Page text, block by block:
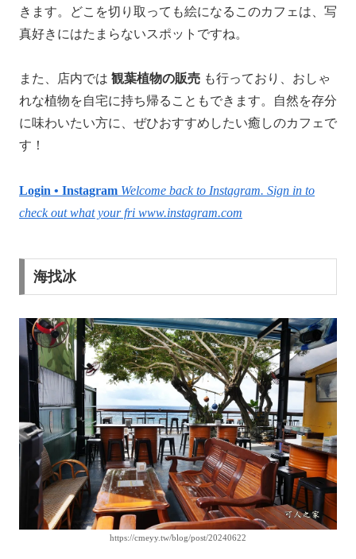
きます。どこを切り取っても絵になるこのカフェは、写
真好きにはたまらないスポットですね。
また、店内では 観葉植物の販売 も行っており、おしゃ
れな植物を自宅に持ち帰ることもできます。自然を存分
に味わいたい方に、ぜひおすすめしたい癒しのカフェで
す！
Login • Instagram Welcome back to Instagram. Sign in to
check out what your fri www.instagram.com
海找冰
https://cmeyy.tw/blog/post/20240622